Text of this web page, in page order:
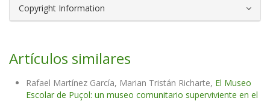
Copyright Information
Artículos similares
Rafael Martínez García, Marian Tristán Richarte, El Museo
Escolar de Puçol: un museo comunitario superviviente en el